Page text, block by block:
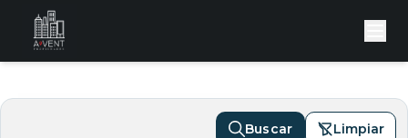
Buscar Limpiar